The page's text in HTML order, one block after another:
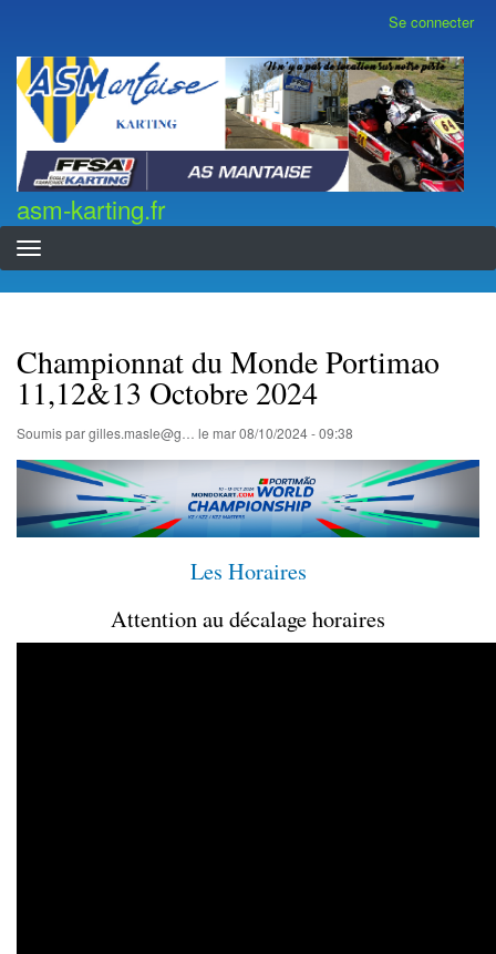
contenu
principal
compte
de
l'utilisateur
Se connecter
asm-karting.fr
asm-karting.fr
Championnat du Monde Portimao
11,12&13 Octobre 2024
Soumis pargilles.masle@g… le mar 08/10/2024 - 09:38
Les Horaires
Attention au décalage horaires